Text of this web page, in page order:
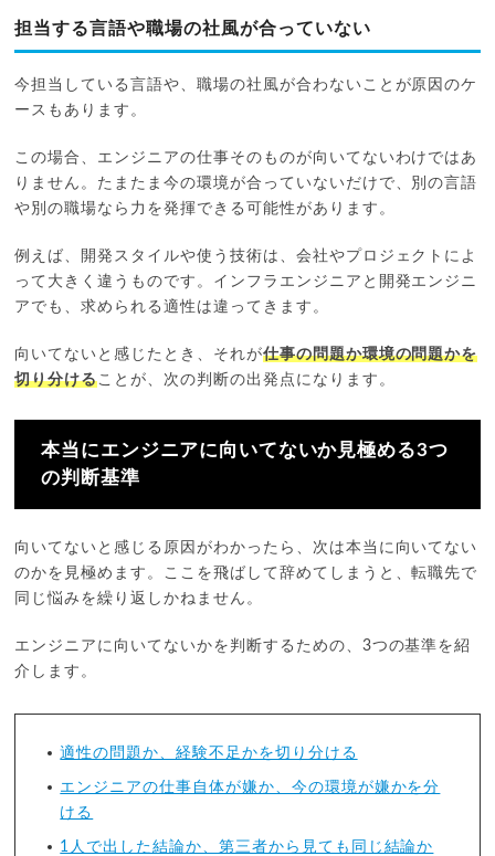
担当する言語や職場の社風が合っていない
今担当している言語や、職場の社風が合わないことが原因のケ
ースもあります。
この場合、エンジニアの仕事そのものが向いてないわけではあ
りません。たまたま今の環境が合っていないだけで、別の言語
や別の職場なら力を発揮できる可能性があります。
例えば、開発スタイルや使う技術は、会社やプロジェクトによ
って大きく違うものです。インフラエンジニアと開発エンジニ
アでも、求められる適性は違ってきます。
向いてないと感じたとき、それが仕事の問題か環境の問題かを
切り分けることが、次の判断の出発点になります。
本当にエンジニアに向いてないか見極める3つ
の判断基準
向いてないと感じる原因がわかったら、次は本当に向いてない
のかを見極めます。ここを飛ばして辞めてしまうと、転職先で
同じ悩みを繰り返しかねません。
エンジニアに向いてないかを判断するための、3つの基準を紹
介します。
適性の問題か、経験不足かを切り分ける
エンジニアの仕事自体が嫌か、今の環境が嫌かを分
ける
1人で出した結論か、第三者から見ても同じ結論か